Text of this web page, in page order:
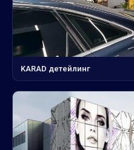
KARAD детейлинг